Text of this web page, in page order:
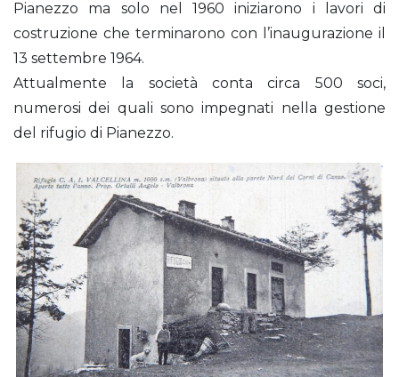
Pianezzo ma solo nel 1960 iniziarono i lavori di
costruzione che terminarono con l’inaugurazione il
13 settembre 1964.
Attualmente la società conta circa 500 soci,
numerosi dei quali sono impegnati nella gestione
del rifugio di Pianezzo.